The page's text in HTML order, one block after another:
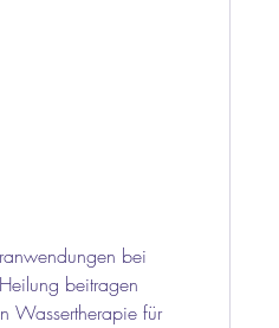
bei
beitragen
Wassertherapie für